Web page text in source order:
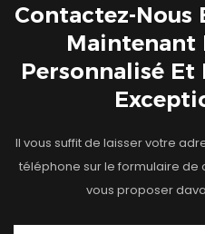
Contactez-Nous
Maintenant
Personnalisé Et
Il vous suffit de laisser votre
téléphone sur le formulaire de
vous proposer